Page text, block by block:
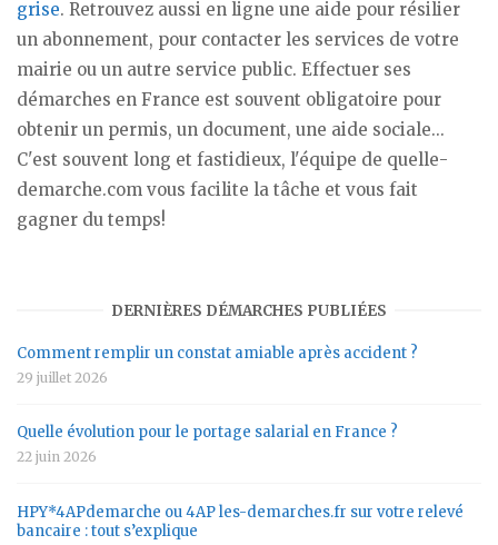
grise. Retrouvez aussi en ligne une aide pour résilier
un abonnement, pour contacter les services de votre
mairie ou un autre service public. Effectuer ses
démarches en France est souvent obligatoire pour
obtenir un permis, un document, une aide sociale...
C'est souvent long et fastidieux, l'équipe de quelle-
demarche.com vous facilite la tâche et vous fait
gagner du temps!
DERNIÈRES DÉMARCHES PUBLIÉES
Comment remplir un constat amiable après accident ?
29 juillet 2026
Quelle évolution pour le portage salarial en France ?
22 juin 2026
HPY*4APdemarche ou 4AP les-demarches.fr sur votre relevé
bancaire : tout s’explique